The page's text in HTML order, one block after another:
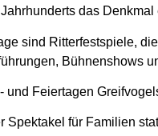
das
sind Ritterfestspiele,
Bühnenshows
Feiertagen
Spektakel für Familien